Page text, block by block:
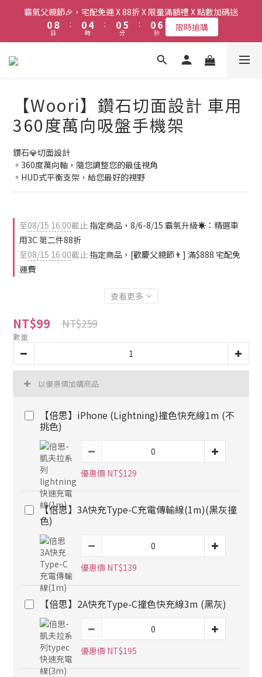
霸氣父親節🎉，宅配免運 X 88折 X 限量滿額禮 X 點數加碼送
1
0
9
8
7
2
1
0
日
:
1
0
5
4
3
時
:
1
0
6
5
4
分
:
1
0
7
6
5
3
0
秒 限時搶購
霸氣父親節🎉，宅配免運 X 88折 X 限量滿額禮 X 點數加碼送
1
0
9
8
7
2
1
0
日
:
1
0
5
4
3
時
:
1
0
6
5
4
分
:
1
0
7
6
5
3
0
秒 限時搶購
新會員送首購金$50，會員最高享6%現金回饋！
霸氣父親節🎉，宅配免運 X 88折 X 限量滿額禮 X 點數加碼送
8
7
6
5
08
7
6
5
4
3
日
:
8
7
6
5
1
0
9
3
2
0
時
:
8
7
6
5
1
0
6
5
4
3
1
0
分
:
8
7
6
5
1
0
7
6
5
4
秒 限時搶購
【Woori】鑽石切面設計 車用
360度萬向吸盤手機架
鑽石💎切面設計
。360度萬向軸，隨您調整您的最佳視角
。HUD式平衡支架，給您最好的視野
至08/15 16:00截止 指定商品，8/6-8/15 霸氣升級☀️：精選車
用3C 第二件88折
至08/15 16:00截止 指定商品，[歡慶父親節👨] 滿$888 宅配免
運費
查看更多
NT$99 NT$259
數量
以優惠價加購商品
【倍思】iPhone (Lightning)撞色快充線1m (不
挑色)
優惠價 NT$129
【倍思】3A快充Type-C充電傳輸線(1m)(黑灰撞
色)
優惠價 NT$139
【倍思】2A快充Type-C撞色快充線3m (黑灰)
優惠價 NT$195